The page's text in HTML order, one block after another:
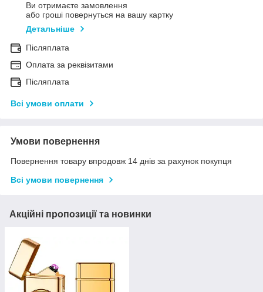
Ви отримаєте замовлення
або гроші повернуться на вашу картку
Детальніше
Післяплата
Оплата за реквізитами
Післяплата
Всі умови оплати
Умови повернення
Повернення товару впродовж 14 днів за рахунок покупця
Всі умови повернення
Акційні пропозиції та новинки